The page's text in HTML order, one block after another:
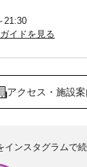
21:30
イドを見る
アクセス・施設案
インスタグラムで続